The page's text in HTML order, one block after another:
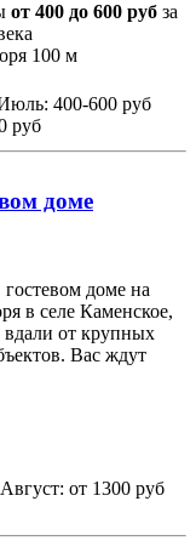
от 400 до 600 руб за
100 м
400-600 руб
руб
доме
доме на
в селе Каменское,
вдали от крупных
Вас ждут
Август: от 1300 руб